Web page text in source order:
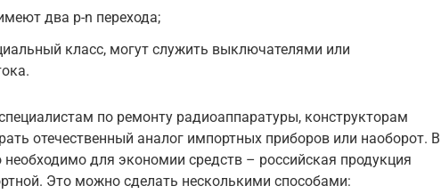
два p-n перехода;
класс, могут служить выключателями или
по ремонту радиоаппаратуры, конструкторам
отечественный аналог импортных приборов или наоборот. В
необходимо для экономии средств – российская продукция
Это можно сделать несколькими способами: